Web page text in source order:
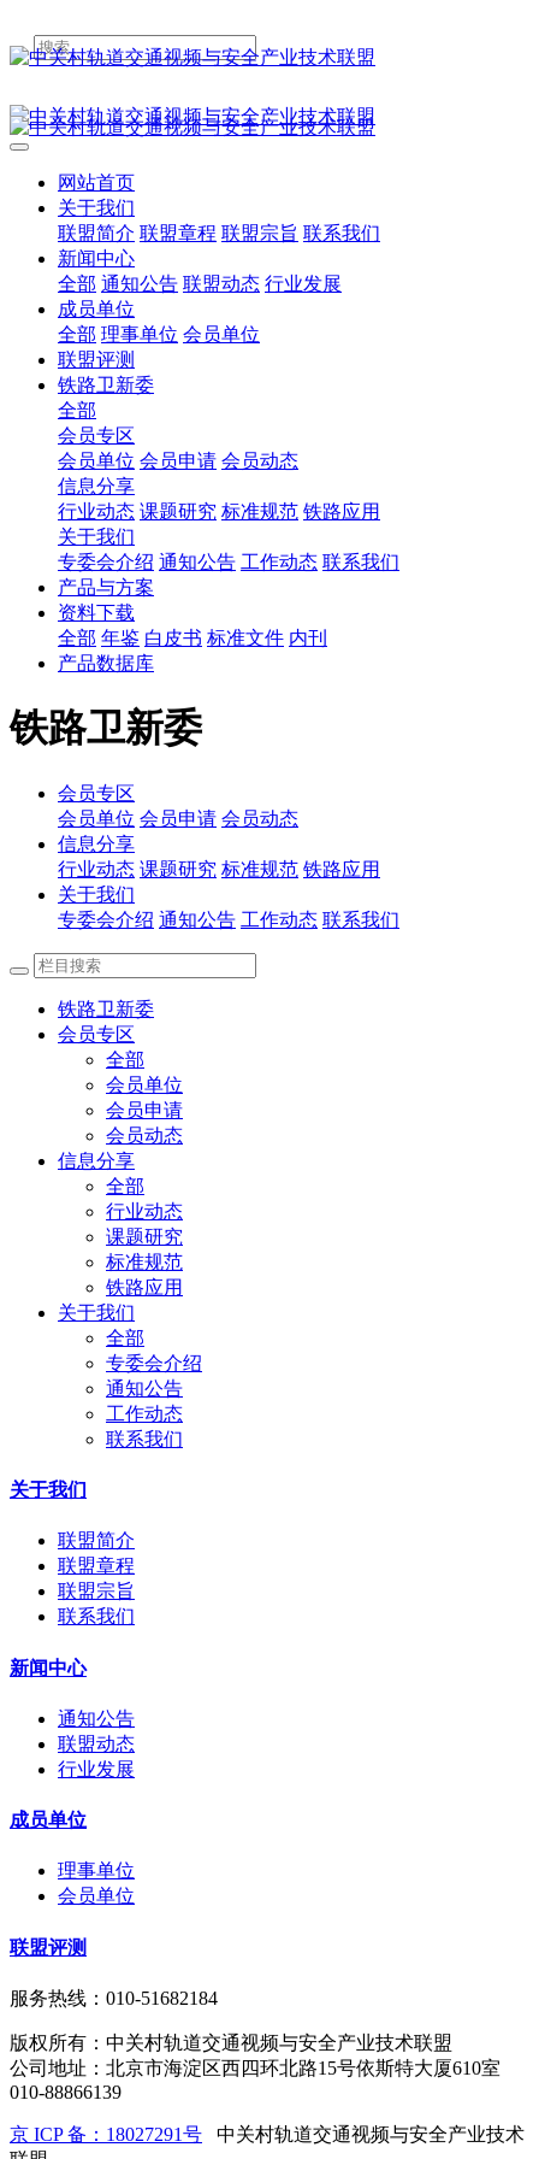
网站首页
关于我们
联盟简介 联盟章程 联盟宗旨 联系我们
新闻中心
全部 通知公告 联盟动态 行业发展
成员单位
全部 理事单位 会员单位
联盟评测
铁路卫新委
全部
会员专区
会员单位 会员申请 会员动态
信息分享
行业动态 课题研究 标准规范 铁路应用
关于我们
专委会介绍 通知公告 工作动态 联系我们
产品与方案
资料下载
全部 年鉴 白皮书 标准文件 内刊
产品数据库
铁路卫新委
会员专区
会员单位 会员申请 会员动态
信息分享
行业动态 课题研究 标准规范 铁路应用
关于我们
专委会介绍 通知公告 工作动态 联系我们
铁路卫新委
会员专区
全部
会员单位
会员申请
会员动态
信息分享
全部
行业动态
课题研究
标准规范
铁路应用
关于我们
全部
专委会介绍
通知公告
工作动态
联系我们
关于我们
联盟简介
联盟章程
联盟宗旨
联系我们
新闻中心
通知公告
联盟动态
行业发展
成员单位
理事单位
会员单位
联盟评测
服务热线：010-51682184
版权所有：中关村轨道交通视频与安全产业技术联盟
公司地址：北京市海淀区西四环北路15号依斯特大厦610室
010-88866139
京 ICP 备：18027291号 中关村轨道交通视频与安全产业技术